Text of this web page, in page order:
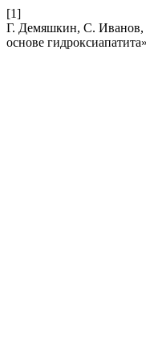
[1]
Г. Демяшкин, С. Иванов,
основе